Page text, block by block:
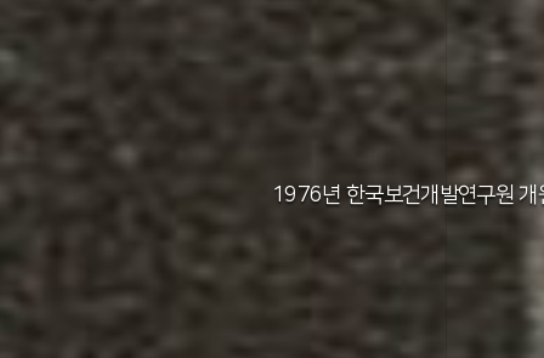
1971년 가족계획연구원
1976년 한국보건개발연구원 개
1982년 한국인구보건연구원 신청사 준
2012년 한국보건사회연구원 서울 청사
2011년 한국보건사회연구원 설립 40주년
2014년 한국보건사회연구원 세종 청사